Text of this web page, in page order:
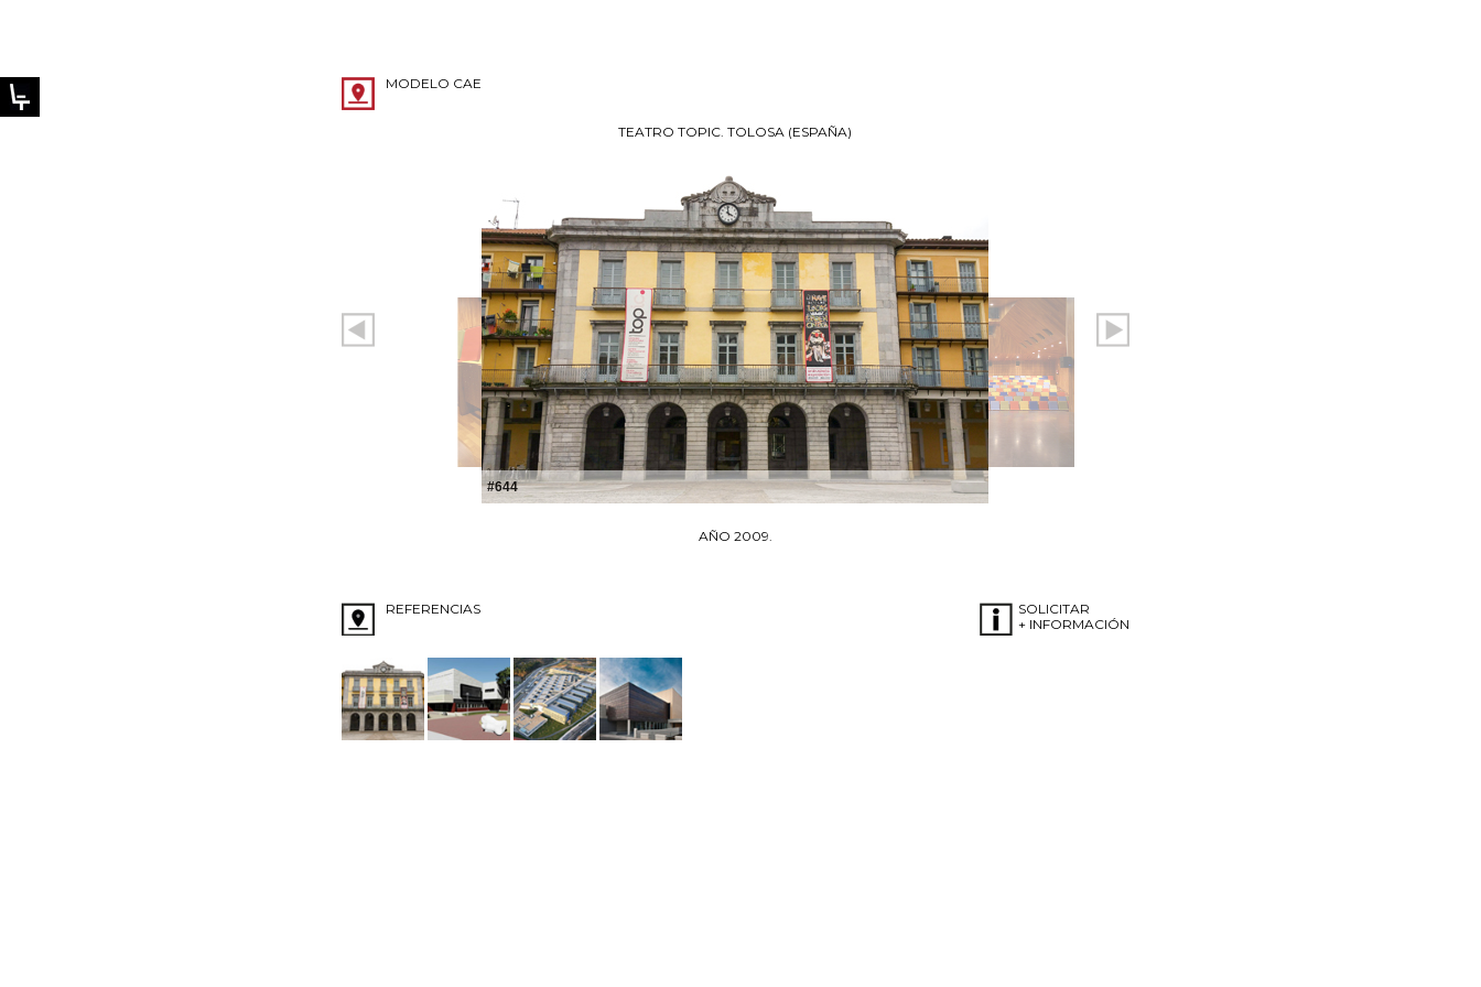
MODELO CAE
TEATRO TOPIC. TOLOSA (ESPAÑA)
#644
AÑO 2009.
REFERENCIAS
SOLICITAR
+ INFORMACIÓN